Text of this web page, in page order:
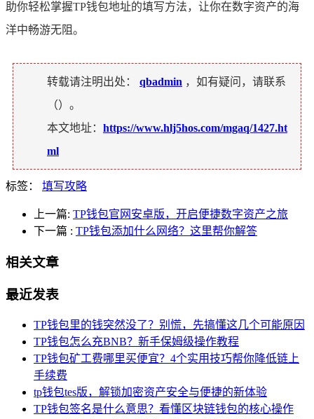
助你轻松掌握TP钱包地址的填写方法，让你在数字资产的海
洋中畅游无阻。
转载请注明出处： qbadmin ，如有疑问，请联系
（）。
本文地址： https://www.hlj5hos.com/mgaq/1427.ht
ml
标签： 填写攻略
上一篇: TP钱包官网安卓版，开启便捷数字资产之旅
下一篇 : TP钱包添加什么网络？这里帮你解答
相关文章
最近发表
TP钱包里的钱突然没了？别慌，先搞懂这几个可能原因
TP钱包怎么充BNB？新手保姆级操作教程
TP钱包矿工费哪里买便宜？4个实用技巧帮你降低链上
手续费
tp钱包tes版，解锁加密资产安全与便捷的新体验
TP钱包签名是什么意思？看懂区块链钱包的核心操作